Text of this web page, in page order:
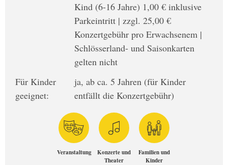
Kind (6-16 Jahre) 1,00 € inklusive
Parkeintritt | zzgl. 25,00 €
Konzertgebühr pro Erwachsenem |
Schlösserland- und Saisonkarten
gelten nicht
Für Kinder
geeignet:
ja, ab ca. 5 Jahren (für Kinder
entfällt die Konzertgebühr)
Veranstaltung
Konzerte und
Theater
Familien und
Kinder